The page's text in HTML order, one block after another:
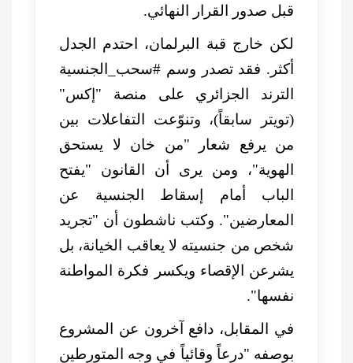
قبل صدور القرار النهائي.
لكن خارج قبة البرلمان، احتدم الجدل
أكثر. فقد تصدر وسم #سحب_الجنسية
الترند الجزائري على منصة "إكس"
(تويتر سابقاً)، وتنوّعت التفاعلات بين
من يرفع شعار "من خان لا يستحق
الهوية"، ومن يرى أن القانون "يفتح
الباب أمام إسقاط الجنسية عن
المعارضين". وكتب ناشطون أن "تجريد
شخص من جنسيته لا يعاقب الخيانة، بل
يشرعن الإقصاء ويكسر فكرة المواطنة
نفسها".
في المقابل، دافع آخرون عن المشروع
بوصفه "درعاً وقائياً في وجه المتورطين